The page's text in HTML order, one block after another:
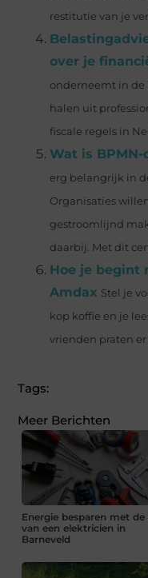
restitutie van je
over je
onderneemt in de
halen uit
fiscale regels in
Wat is
erg belangrijk in
Organisaties
gestroomlijnd
daarbij. Met dit
Hoe je begint
Amdax Stel je
kop koffie en je
vrienden praten er
Tags:
Meer Berichten
Energie besparen met de
van een elektricien in
Barneveld